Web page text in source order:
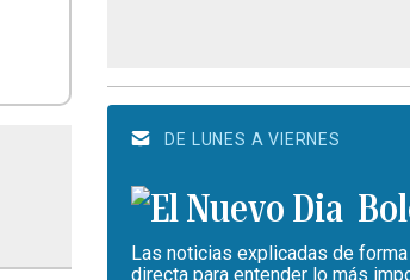
DE LUNES A VIERNES
Las noticias explicadas de
directa para entender lo más